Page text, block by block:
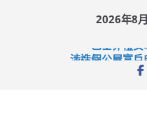
2026年8
巴士非禮
涉造假公屋富
足球盛會次